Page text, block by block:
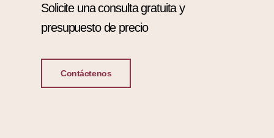
Solicite una consulta gratuita y
presupuesto de precio
Contáctenos